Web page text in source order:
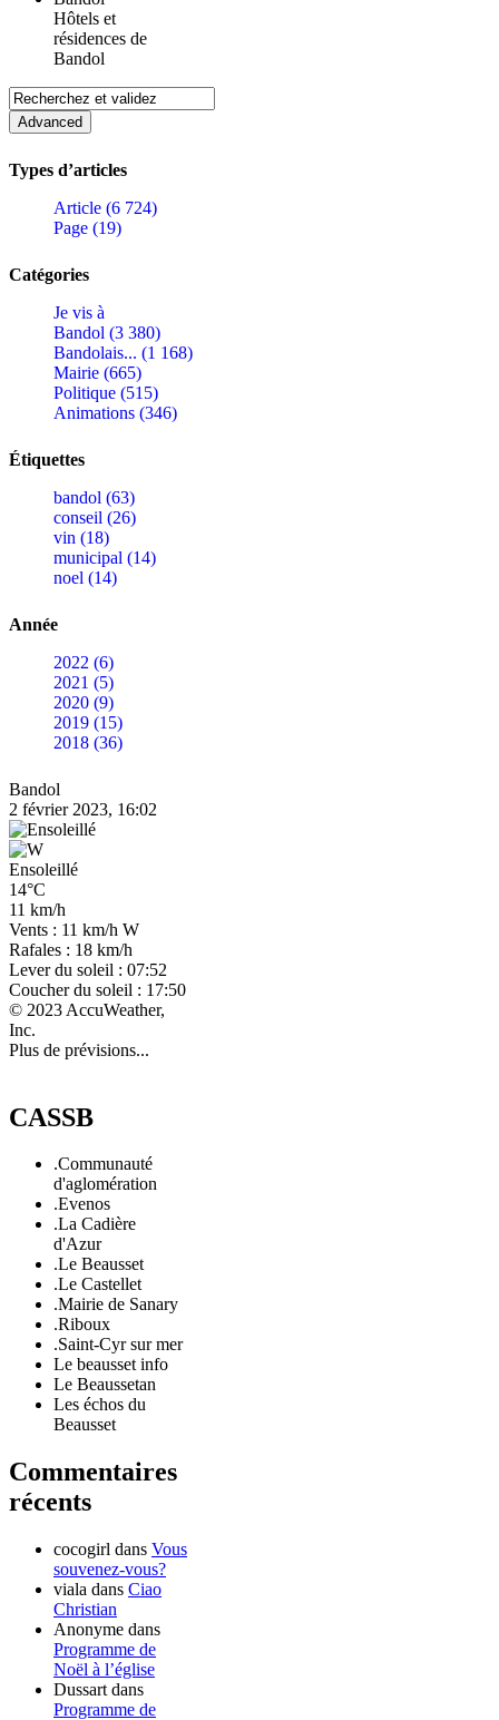
Hôtels et
résidences de
Bandol
Types d’articles
Article (6 724)
Page (19)
Catégories
Je vis à
Bandol (3 380)
Bandolais... (1 168)
Mairie (665)
Politique (515)
Animations (346)
Étiquettes
bandol (63)
conseil (26)
vin (18)
municipal (14)
noel (14)
Année
2022 (6)
2021 (5)
2020 (9)
2019 (15)
2018 (36)
Bandol
2 février 2023, 16:02
Ensoleillé
14°C
11 km/h
Vents : 11 km/h W
Rafales : 18 km/h
Lever du soleil : 07:52
Coucher du soleil : 17:50
© 2023 AccuWeather,
Inc.
Plus de prévisions...
CASSB
.Communauté
d'aglomération
.Evenos
.La Cadière
d'Azur
.Le Beausset
.Le Castellet
.Mairie de Sanary
.Riboux
.Saint-Cyr sur mer
Le beausset info
Le Beaussetan
Les échos du
Beausset
Commentaires
récents
cocogirl dans Vous
souvenez-vous?
viala dans Ciao
Christian
Anonyme dans
Programme de
Noël à l’église
Dussart dans
Programme de